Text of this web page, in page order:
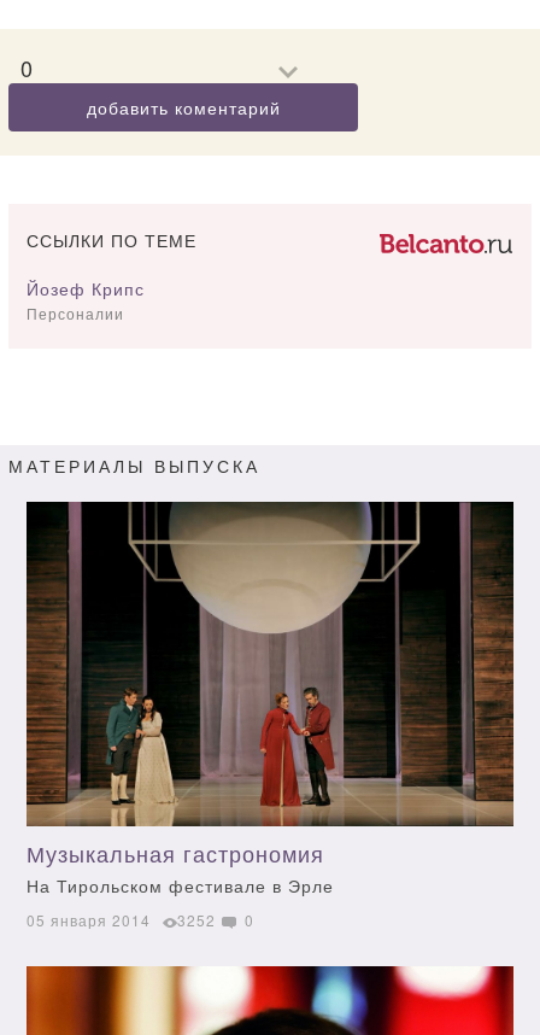
0
добавить коментарий
ССЫЛКИ ПО ТЕМЕ
Йозеф Крипс
Персоналии
МАТЕРИАЛЫ ВЫПУСКА
Музыкальная гастрономия
На Тирольском фестивале в Эрле
05 января 2014 3252 0